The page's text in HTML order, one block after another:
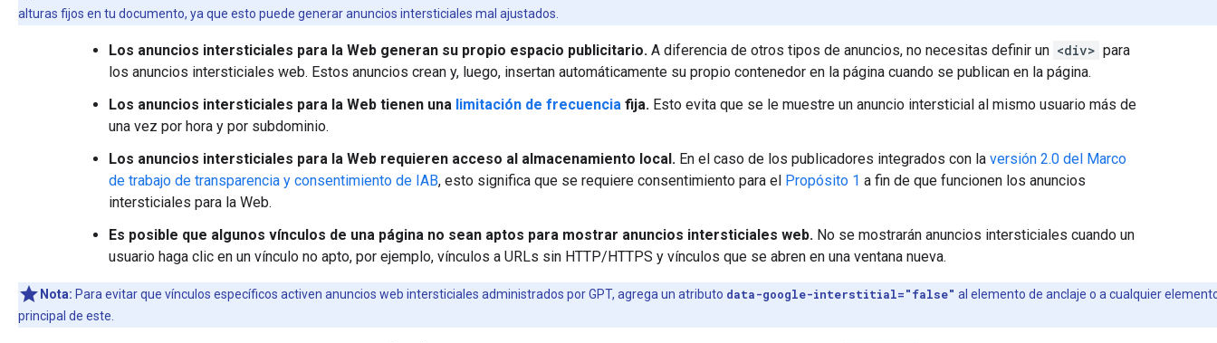
alturas fijos en tu documento, ya que esto puede generar anuncios intersticiales mal ajustados.
Los anuncios intersticiales para la Web generan su propio espacio publicitario. A diferencia de otros tipos de anuncios, no necesitas definir un <div> para
los anuncios intersticiales web. Estos anuncios crean y, luego, insertan automáticamente su propio contenedor en la página cuando se publican en la página.
Los anuncios intersticiales para la Web tienen una limitación de frecuencia fija. Esto evita que se le muestre un anuncio intersticial al mismo usuario más de
una vez por hora y por subdominio.
Los anuncios intersticiales para la Web requieren acceso al almacenamiento local. En el caso de los publicadores integrados con la versión 2.0 del Marco
de trabajo de transparencia y consentimiento de IAB, esto significa que se requiere consentimiento para el Propósito 1 a fin de que funcionen los anuncios
intersticiales para la Web.
Es posible que algunos vínculos de una página no sean aptos para mostrar anuncios intersticiales web. No se mostrarán anuncios intersticiales cuando un
usuario haga clic en un vínculo no apto, por ejemplo, vínculos a URLs sin HTTP/HTTPS y vínculos que se abren en una ventana nueva.
Nota: Para evitar que vínculos específicos activen anuncios web intersticiales administrados por GPT, agrega un atributo data-google-interstitial="false" al elemento de anclaje o a cualquier
principal de este.